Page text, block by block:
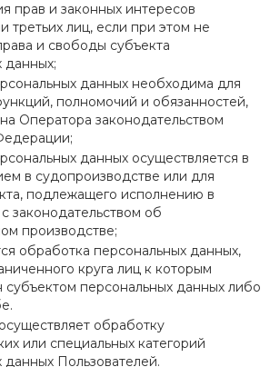
прав и законных интересов
третьих лиц, если при этом не
и свободы субъекта
данных;
данных необходима для
полномочий и обязанностей,
Оператора законодательством
данных осуществляется в
в судопроизводстве или для
подлежащего исполнению в
законодательством об
производстве;
обработка персональных данных,
круга лиц к которым
субъектом персональных данных либо
обработку
или специальных категорий
данных Пользователей.